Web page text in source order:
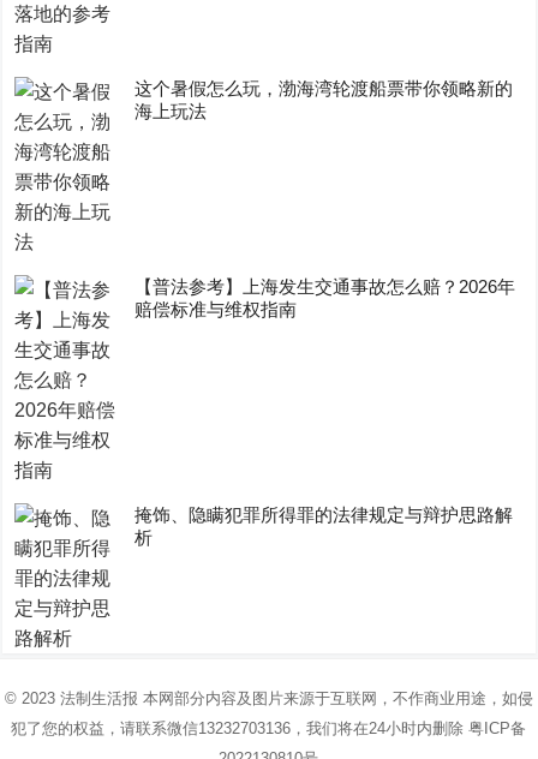
这个暑假怎么玩，渤海湾轮渡船票带你领略新的
海上玩法
【普法参考】上海发生交通事故怎么赔？2026年
赔偿标准与维权指南
掩饰、隐瞒犯罪所得罪的法律规定与辩护思路解
析
© 2023 法制生活报 本网部分内容及图片来源于互联网，不作商业用途，如侵
犯了您的权益，请联系微信13232703136，我们将在24小时内删除粤ICP备